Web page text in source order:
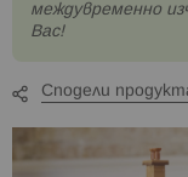
междувременно
Вас!
Сподели